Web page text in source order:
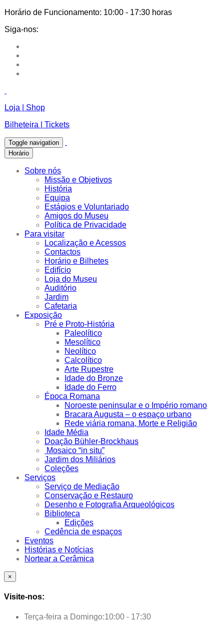
Horário de Funcionamento: 10:00 - 17:30 horas
Siga-nos:
Loja | Shop
Bilheteira | Tickets
Toggle navigation
Horário
Sobre nós
Missão e Objetivos
História
Equipa
Estágios e Voluntariado
Amigos do Museu
Política de Privacidade
Para visitar
Localização e Acessos
Contactos
Horário e Bilhetes
Edifício
Loja do Museu
Auditório
Jardim
Cafetaria
Exposição
Pré e Proto-História
Paleolítico
Mesolítico
Neolítico
Calcolítico
Arte Rupestre
Idade do Bronze
Idade do Ferro
Época Romana
Noroeste peninsular e o Império romano
Bracara Augusta – o espaço urbano
Rede viária romana, Morte e Religião
Idade Média
Doação Bühler-Brockhaus
Mosaico “in situ”
Jardim dos Miliários
Coleções
Serviços
Serviço de Mediação
Conservação e Restauro
Desenho e Fotografia Arqueológicos
Biblioteca
Edições
Cedência de espaços
Eventos
Histórias e Notícias
Nortear a Cerâmica
×
Visite-nos:
Terça-feira a Domingo:10:00 - 17:30